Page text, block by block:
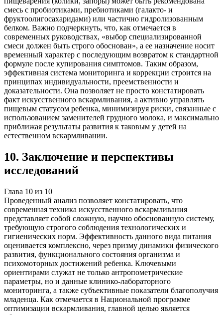
смесь с пробиотиками, пребиотиками (галакто- и
фруктоолигосахаридами) или частично гидролизованным
белком. Важно подчеркнуть, что, как отмечается в
современных руководствах, «выбор специализированной
смеси должен быть строго обоснован», а ее назначение носит
временный характер с последующим возвратом к стандартной
формуле после купирования симптомов. Таким образом,
эффективная система мониторинга и коррекции строится на
принципах индивидуальности, преемственности и
доказательности. Она позволяет не просто констатировать
факт искусственного вскармливания, а активно управлять
пищевым статусом ребенка, минимизируя риски, связанные с
использованием заменителей грудного молока, и максимально
приближая результаты развития к таковым у детей на
естественном вскармливании.
10. Заключение и перспективы
исследований
Глава 10 из 10
Проведенный анализ позволяет констатировать, что
современная техника искусственного вскармливания
представляет собой сложную, научно обоснованную систему,
требующую строгого соблюдения технологических и
гигиенических норм. Эффективность данного вида питания
оценивается комплексно, через призму динамики физического
развития, функционального состояния организма и
психомоторных достижений ребенка. Ключевыми
ориентирами служат не только антропометрические
параметры, но и данные клинико-лабораторного
мониторинга, а также субъективные показатели благополучия
младенца. Как отмечается в Национальной программе
оптимизации вскармливания, главной целью является